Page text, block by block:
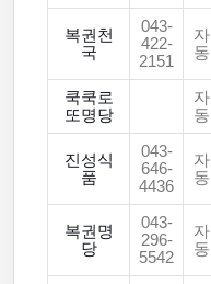
복권천
국
043-
422-
2151
자
동
쿡쿡로
또명당
자
동
진성식
품
043-
646-
4436
자
동
복권명
당
043-
296-
5542
자
동